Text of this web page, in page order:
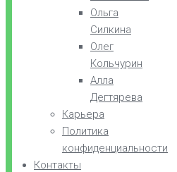
Ольга
Силкина
Олег
Кольчурин
Алла
Дегтярева
Карьера
Политика
конфиденциальности
Контакты